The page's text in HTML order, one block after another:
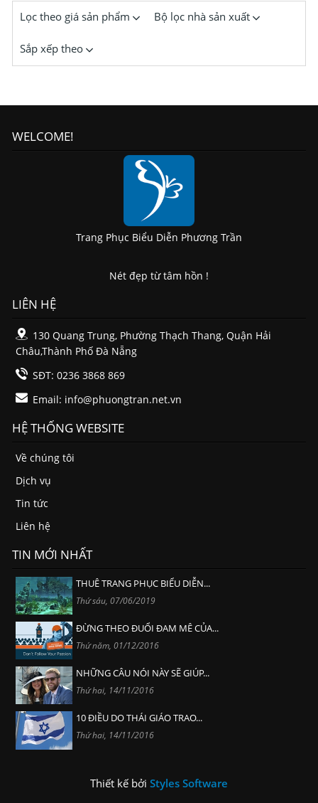
Lọc theo giá sản phẩm Bộ lọc nhà sản xuất
Sắp xếp theo
WELCOME!
Trang Phục Biểu Diễn Phương Trần
Nét đẹp từ tâm hồn !
LIÊN HỆ
130 Quang Trung, Phường Thạch Thang, Quận Hải
Châu,Thành Phố Đà Nẵng
SĐT: 0236 3868 869
Email: info@phuongtran.net.vn
HỆ THỐNG WEBSITE
Về chúng tôi
Dịch vụ
Tin tức
Liên hệ
TIN MỚI NHẤT
THUÊ TRANG PHỤC BIỂU DIỄN...
Thứ sáu, 07/06/2019
ĐỪNG THEO ĐUỔI ĐAM MÊ CỦA...
Thứ năm, 01/12/2016
NHỮNG CÂU NÓI NÀY SẼ GIÚP...
Thứ hai, 14/11/2016
10 ĐIỀU DO THÁI GIÁO TRAO...
Thứ hai, 14/11/2016
Thiết kế bởi Styles Software